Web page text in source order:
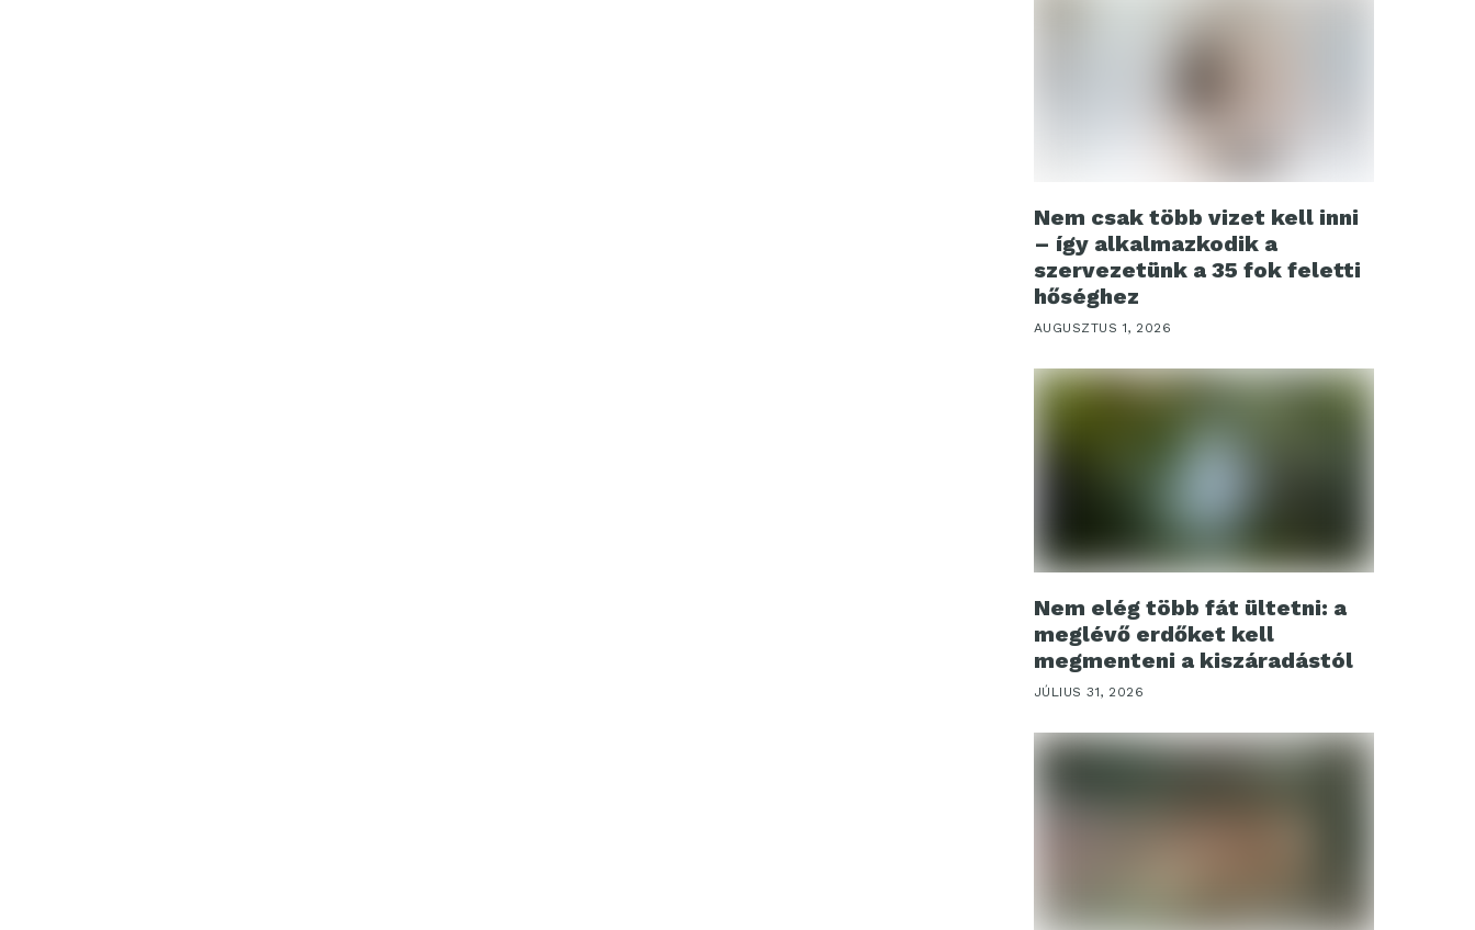
Nem csak több vizet kell inni
– így alkalmazkodik a
szervezetünk a 35 fok feletti
hőséghez
AUGUSZTUS 1, 2026
Nem elég több fát ültetni: a
meglévő erdőket kell
megmenteni a kiszáradástól
JÚLIUS 31, 2026